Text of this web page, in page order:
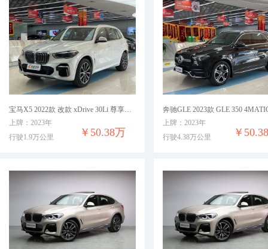
宝马X5 2022款 改款 xDrive 30Li 尊享型M运动套装
￥50.38万
上牌：2023年
行驶1.9万公里
￥
上牌：2023年
行驶4.38万公里